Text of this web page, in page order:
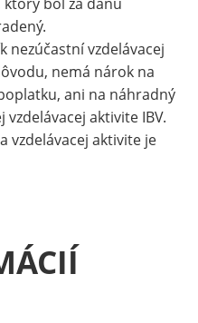
nezúčastní vzdelávacej
nemá nárok na
ani na náhradný
aktivite IBV.
vzdelávacej aktivite je